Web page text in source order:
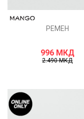
РЕМЕН
996 МКД
2.490МКД